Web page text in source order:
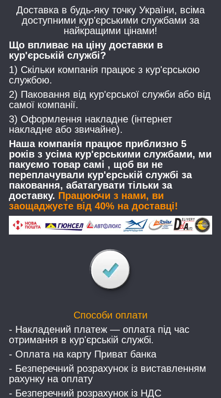
Доставка в будь-яку точку України, всіма
доступними кур'єрськими службами за
найкращими цінами!
Що впливає на ціну доставки в
кур'єрській службі?
1) Скільки компанія працює з кур'єрською
службою.
2) Паковання від кур'єрської служби або від
самої компанії.
3) Оформлення накладне (інтернет
накладне або звичайне).
Наша компанія працює приблизно 5
років з усіма кур'єрськими службами, ми
пакуємо товар самі , щоб ви не
переплачували кур'єрській службі за
паковання, абатагувати тільки за
доставку. Працюючи з нами, ви
заощаджуєте від 40% на доставці!
Способи оплати
- Накладений платеж — оплата під час
отримання в кур'єрській службі.
- Оплата на карту Приват банка
- Безперечний розрахунок із виставленням
рахунку на оплату
- Безперечний розрахунок із НДС